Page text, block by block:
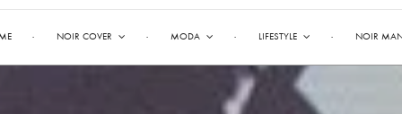
NOIR COVER MODA LIFESTYLE NOIR